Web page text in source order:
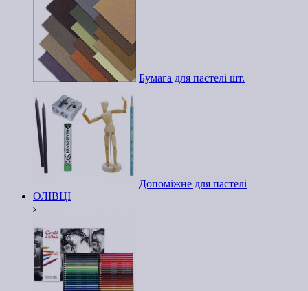
Бумага для пастелі шт.
Допоміжне для пастелі
ОЛІВЦІ